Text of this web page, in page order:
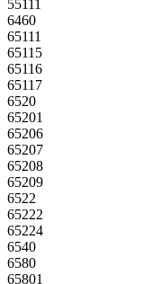
55111
6460
65111
65115
65116
65117
6520
65201
65206
65207
65208
65209
6522
65222
65224
6540
6580
65801